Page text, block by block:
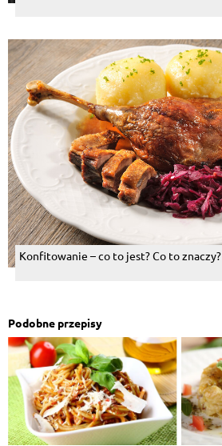
Konfitowanie – co to jest? Co to znaczy?
Podobne przepisy